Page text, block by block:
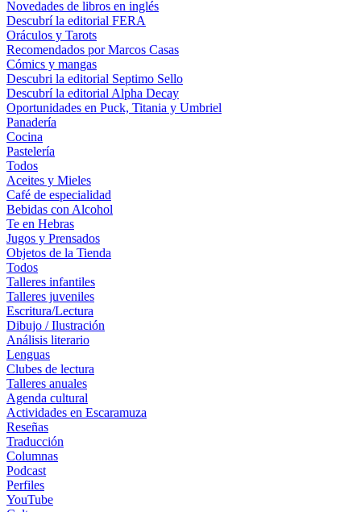
Novedades de libros en inglés
Descubrí la editorial FERA
Oráculos y Tarots
Recomendados por Marcos Casas
Cómics y mangas
Descubri la editorial Septimo Sello
Descubrí la editorial Alpha Decay
Oportunidades en Puck, Titania y Umbriel
Panadería
Cocina
Pastelería
Todos
Aceites y Mieles
Café de especialidad
Bebidas con Alcohol
Te en Hebras
Jugos y Prensados
Objetos de la Tienda
Todos
Talleres infantiles
Talleres juveniles
Escritura/Lectura
Dibujo / Ilustración
Análisis literario
Lenguas
Clubes de lectura
Talleres anuales
Agenda cultural
Actividades en Escaramuza
Reseñas
Traducción
Columnas
Podcast
Perfiles
YouTube